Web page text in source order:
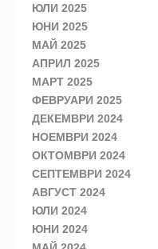
ЮЛИ 2025
ЮНИ 2025
МАЙ 2025
АПРИЛ 2025
МАРТ 2025
ФЕВРУАРИ 2025
ДЕКЕМВРИ 2024
НОЕМВРИ 2024
ОКТОМВРИ 2024
СЕПТЕМВРИ 2024
АВГУСТ 2024
ЮЛИ 2024
ЮНИ 2024